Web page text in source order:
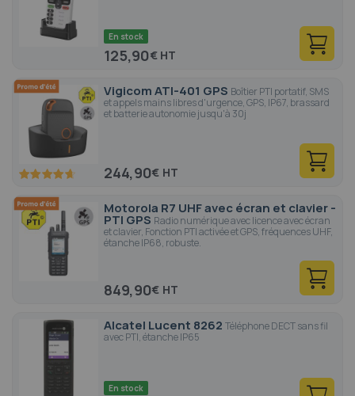
En stock
125,90€
Vigicom ATI-401 GPS Boîtier PTI portatif, SMS
et appels mains libres d'urgence, GPS, IP67, brassard
et batterie autonomie jusqu'à 30j
93.4100 244,90€
Motorola R7 UHF avec écran et clavier -
PTI GPS Radio numérique avec licence avec écran
et clavier, Fonction PTI activée et GPS, fréquences UHF,
étanche IP68, robuste.
849,90€
Alcatel Lucent 8262 Téléphone DECT sans fil
avec PTI, étanche IP65
En stock